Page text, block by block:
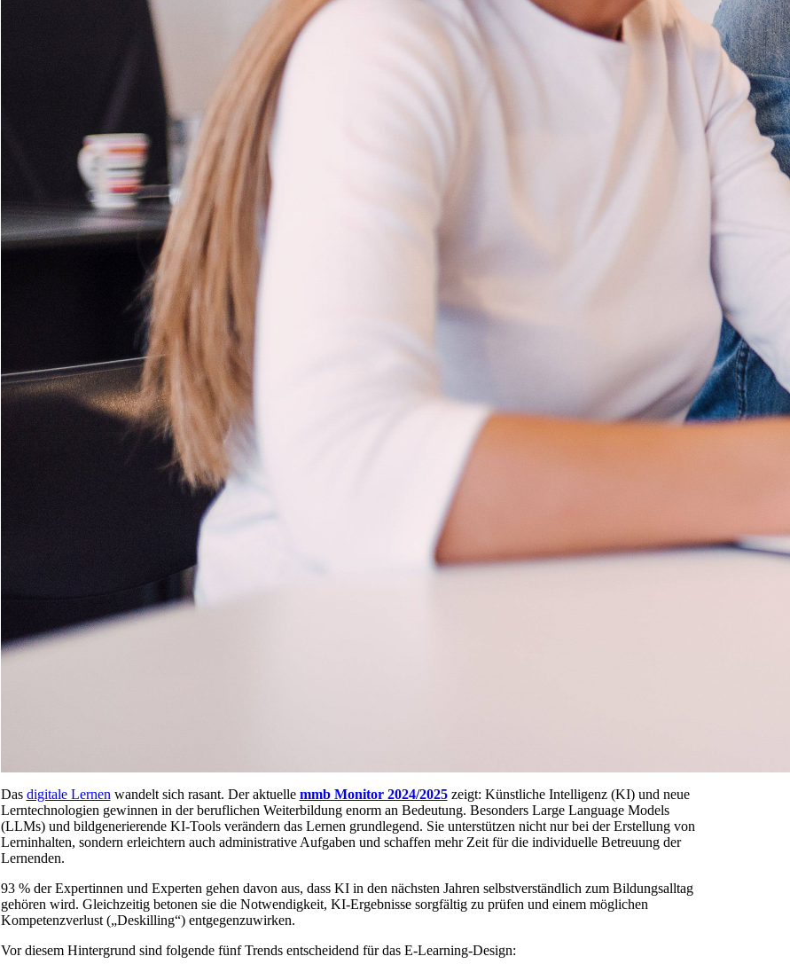
Das digitale Lernen wandelt sich rasant. Der aktuelle mmb Monitor 2024/2025zeigt: Künstliche Intelligenz (KI) und neue
Lerntechnologien gewinnen in der beruflichen Weiterbildung enorm an Bedeutung. Besonders Large Language Models
(LLMs) und bildgenerierende KI-Tools verändern das Lernen grundlegend. Sie unterstützen nicht nur bei der Erstellung von
Lerninhalten, sondern erleichtern auch administrative Aufgaben und schaffen mehr Zeit für die individuelle Betreuung der
Lernenden.
93 % der Expertinnen und Experten gehen davon aus, dass KI in den nächsten Jahren selbstverständlich zum Bildungsalltag
gehören wird. Gleichzeitig betonen sie die Notwendigkeit, KI-Ergebnisse sorgfältig zu prüfen und einem möglichen
Kompetenzverlust („Deskilling“) entgegenzuwirken.
Vor diesem Hintergrund sind folgende fünf Trends entscheidend für das E-Learning-Design: